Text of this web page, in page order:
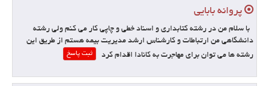
پروانه بابايي
با سلام من در رشته كتابداري و اسناد خطي و چاپي كار مي كنم ولي رشته
دانشگاهي من ارتباطات و كارشناس ارشد مديريت بيمه هستم از طريق اين
رشته ها مي توان براي مهاجرت به كانادا اقدام كرد
ثبت پاسخ